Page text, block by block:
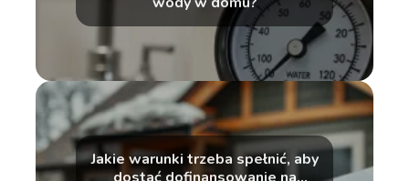
Jakie warunki trzeba spełnić, aby